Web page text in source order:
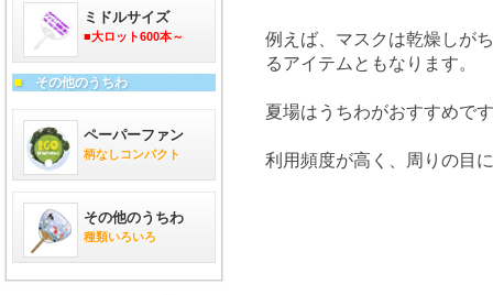
例えば、マスクは乾燥しが
るアイテムともなります。
夏場はうちわがおすすめで
利用頻度が高く、周りの目
ミドルサイズ
■大ロット600本～
■その他のうちわ
ペーパーファン
柄なしコンパクト
その他のうちわ
種類いろいろ